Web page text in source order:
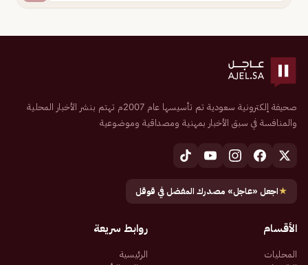
صحيفة إلكترونية سعودية تم تأسيسها عام 2007م تهتم بنشر الأخبار المحلية
والمنافسة في سبق الأخبار بمهنية ومصداقية وموضوعية
★اجعل «عاجل» مصدرك المفضل في قوقل
الأقسام
المحليات
روابط سريعة
الرئيسية